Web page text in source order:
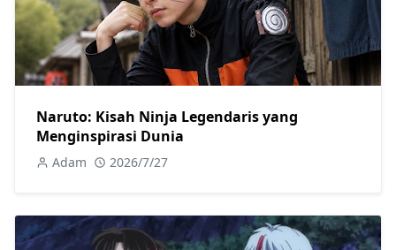
Naruto: Kisah Ninja Legendaris yang
Menginspirasi Dunia
Adam 2026/7/27